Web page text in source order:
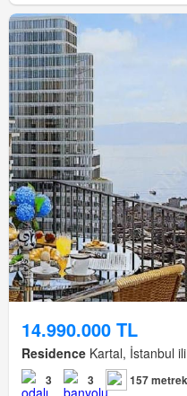
14.990.000 TL
Residence Kartal, İstanbul
3 3 157